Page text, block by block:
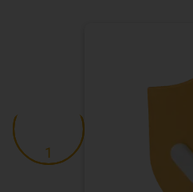
1